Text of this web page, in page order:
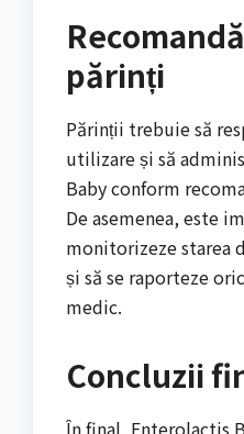
părinți
Părinții trebuie să
utilizare și să
Baby conform
De asemenea, este
monitorizeze starea
și să se raporteze
medic.
Concluzii
În final, Enterolactis